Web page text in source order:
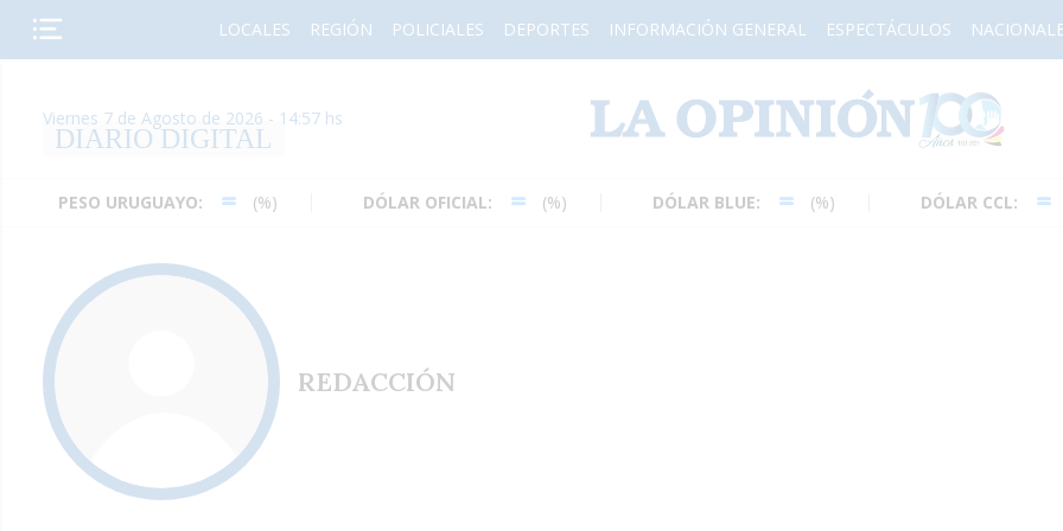
LOCALES REGIÓN POLICIALES DEPORTES INFORMACIÓN GENERAL ESPECTÁCULOS
Viernes 7 de Agosto de 2026 - 14:57 hs
DIARIO DIGITAL
PESO URUGUAYO: (%) DÓLAR OFICIAL: (%) DÓLAR BLUE: (%) DÓLAR CCL: (%)
REDACCIÓN